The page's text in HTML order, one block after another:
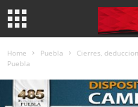
Home Puebla
Cierres,
Puebla